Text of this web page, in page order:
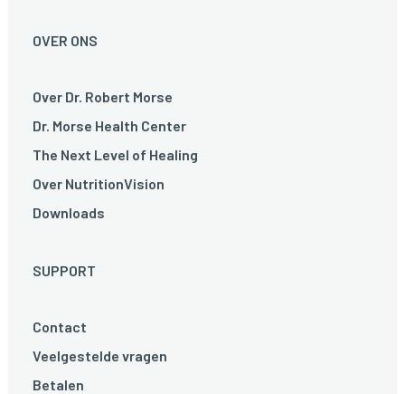
OVER ONS
Over Dr. Robert Morse
Dr. Morse Health Center
The Next Level of Healing
Over NutritionVision
Downloads
SUPPORT
Contact
Veelgestelde vragen
Betalen